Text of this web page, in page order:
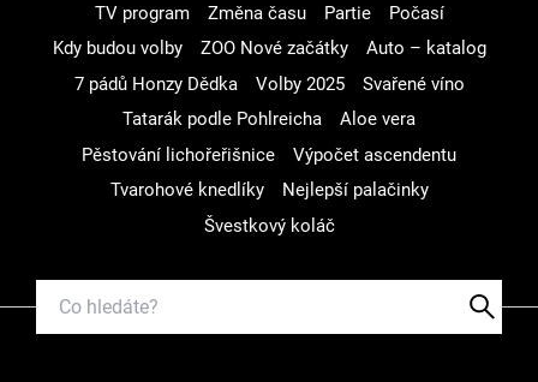
TV program
Změna času Partie
Počasí
Kdy budou volby
ZOO Nové začátky
Auto – katalog
7 pádů Honzy Dědka
Volby 2025
Svařené víno
Tatarák podle Pohlreicha
Aloe vera
Pěstování lichořeřišnice
Výpočet ascendentu
Tvarohové knedlíky
Nejlepší palačinky
Švestkový koláč